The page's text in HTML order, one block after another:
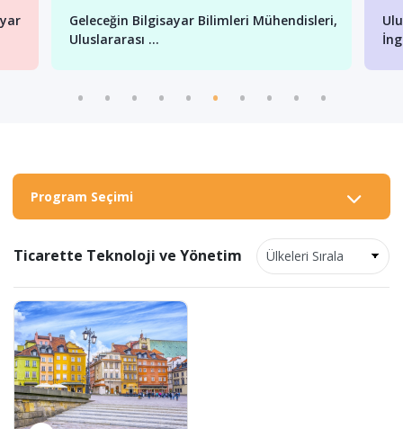
Geleceğin Bilgisayar Bilimleri Mühendisleri,
Uluslararası ...
Program Seçimi
Ticarette Teknoloji ve Yönetim